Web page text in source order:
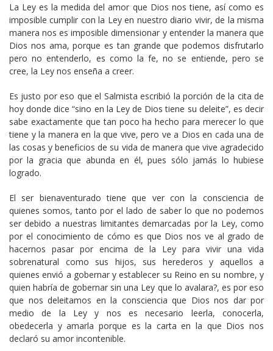
La Ley es la medida del amor que Dios nos tiene, así como es
imposible cumplir con la Ley en nuestro diario vivir, de la misma
manera nos es imposible dimensionar y entender la manera que
Dios nos ama, porque es tan grande que podemos disfrutarlo
pero no entenderlo, es como la fe, no se entiende, pero se
cree, la Ley nos enseña a creer.
Es justo por eso que el Salmista escribió la porción de la cita de
hoy donde dice “sino en la Ley de Dios tiene su deleite”, es decir
sabe exactamente que tan poco ha hecho para merecer lo que
tiene y la manera en la que vive, pero ve a Dios en cada una de
las cosas y beneficios de su vida de manera que vive agradecido
por la gracia que abunda en él, pues sólo jamás lo hubiese
logrado.
El ser bienaventurado tiene que ver con la consciencia de
quienes somos, tanto por el lado de saber lo que no podemos
ser debido a nuestras limitantes demarcadas por la Ley, como
por el conocimiento de cómo es que Dios nos ve al grado de
hacernos pasar por encima de la Ley para vivir una vida
sobrenatural como sus hijos, sus herederos y aquellos a
quienes envió a gobernar y establecer su Reino en su nombre, y
quien habría de gobernar sin una Ley que lo avalara?, es por eso
que nos deleitamos en la consciencia que Dios nos dar por
medio de la Ley y nos es necesario leerla, conocerla,
obedecerla y amarla porque es la carta en la que Dios nos
declaró su amor incontenible.